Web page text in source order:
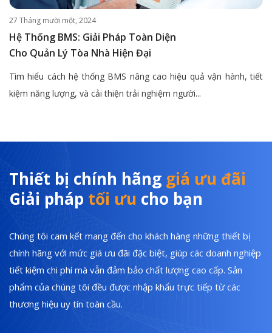
27 Tháng mười một, 2024
Hệ Thống BMS: Giải Pháp Toàn Diện
Cho Quản Lý Tòa Nhà Hiện Đại
Tìm hiểu cách hệ thống BMS nâng cao hiệu quả vận hành, tiết
kiệm năng lượng, và cải thiện trải nghiệm người...
Thiết bị chính hãng giá ưu đãi
Giải pháp tối ưu cho bạn
Chúng tôi cam kết mang đến cho khách hàng những thiết bị
chính hãng với mức giá ưu đãi đặc biệt, giúp các doanh nghiệp
tiết kiệm chi phí mà vẫn đảm bảo chất lượng cao cấp. Sản
phẩm của chúng tôi đều được nhập khẩu trực tiếp từ các
thương hiệu uy tín toàn cầu.